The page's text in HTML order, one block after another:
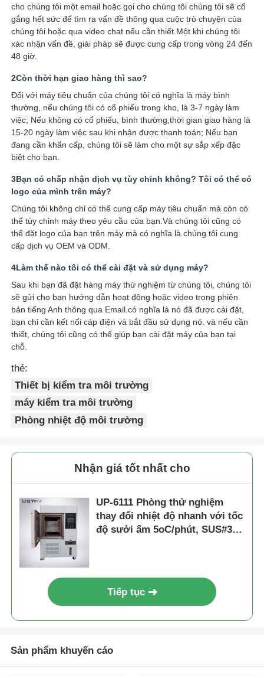
cho chúng tôi một email hoặc gọi cho chúng tôi chúng tôi sẽ cố
gắng hết sức để tìm ra vấn đề thông qua cuộc trò chuyện của
chúng tôi hoặc qua video chat nếu cần thiết.Một khi chúng tôi
xác nhận vấn đề, giải pháp sẽ được cung cấp trong vòng 24 đến
48 giờ.
2Còn thời hạn giao hàng thì sao?
Đối với máy tiêu chuẩn của chúng tôi có nghĩa là máy bình
thường, nếu chúng tôi có cổ phiếu trong kho, là 3-7 ngày làm
việc; Nếu không có cổ phiếu, bình thường,thời gian giao hàng là
15-20 ngày làm việc sau khi nhận được thanh toán; Nếu bạn
đang cần khẩn cấp, chúng tôi sẽ làm cho một sự sắp xếp đặc
biệt cho bạn.
3Bạn có chấp nhận dịch vụ tùy chỉnh không? Tôi có thể có
logo của mình trên máy?
Chúng tôi không chỉ có thể cung cấp máy tiêu chuẩn mà còn có
thể tùy chỉnh máy theo yêu cầu của bạn.Và chúng tôi cũng có
thể đặt logo của bạn trên máy mà có nghĩa là chúng tôi cung
cấp dịch vụ OEM và ODM.
4Làm thế nào tôi có thể cài đặt và sử dụng máy?
Sau khi bạn đã đặt hàng máy thử nghiệm từ chúng tôi, chúng tôi
sẽ gửi cho bạn hướng dẫn hoạt động hoặc video trong phiên
bản tiếng Anh thông qua Email.có nghĩa là nó đã được cài đặt,
bạn chỉ cần kết nối cáp điện và bắt đầu sử dụng nó. và nếu cần
thiết, chúng tôi cũng có thể giúp bạn cài đặt máy của bạn tại
chỗ.
thẻ:
Thiết bị kiểm tra môi trường
máy kiểm tra môi trường
Phòng nhiệt độ môi trường
Nhận giá tốt nhất cho
UP-6111 Phòng thử nghiệm
thay đổi nhiệt độ nhanh với tốc
độ sưởi ấm 5oC/phút, SUS#304
Tiếp tục
Sản phẩm khuyến cáo